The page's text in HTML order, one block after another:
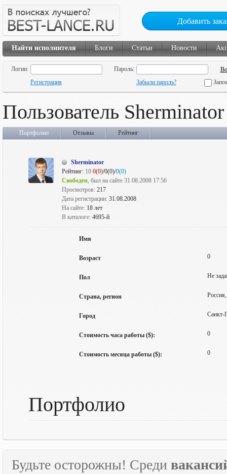
Добавить
Найти исполнителя Блоги Статьи Новости
Логин:
Пароль:
Регистрация
Забыли пароль?
Пользователь Sherminator
Портфолио Отзывы Рейтинг
Sherminator
Рейтинг: 10 0(0)/0(0)/0(0)
Свободен, был на сайте 31.08.2008 17:56
Просмотров: 217
Дата регистрации: 31.08.2008
На сайте: 18 лет
В каталоге: 4695-й
Имя
Возраст 0
Пол Не
Страна, регион
Город Санкт-
Стоимость часа работы ($): 0
Стоимость месяца работы ($): 0
Портфолио
Будьте осторожны! Среди